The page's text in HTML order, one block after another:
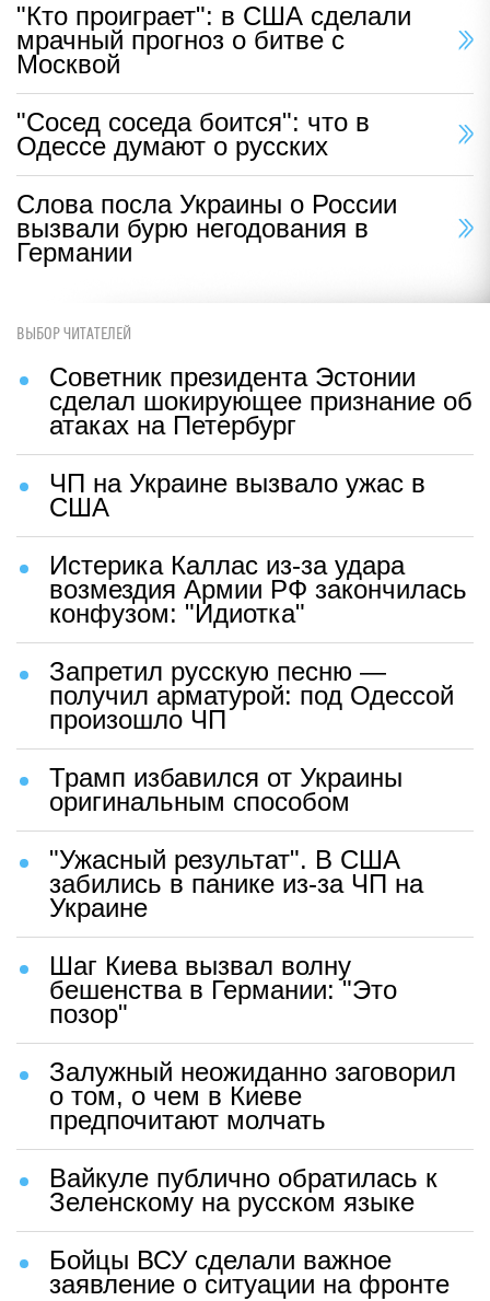
"Кто проиграет": в США сделали
мрачный прогноз о битве с
Москвой
"Сосед соседа боится": что в
Одессе думают о русских
Слова посла Украины о России
вызвали бурю негодования в
Германии
ВЫБОР ЧИТАТЕЛЕЙ
Советник президента Эстонии
сделал шокирующее признание об
атаках на Петербург
ЧП на Украине вызвало ужас в
США
Истерика Каллас из-за удара
возмездия Армии РФ закончилась
конфузом: "Идиотка"
Запретил русскую песню —
получил арматурой: под Одессой
произошло ЧП
Трамп избавился от Украины
оригинальным способом
"Ужасный результат". В США
забились в панике из-за ЧП на
Украине
Шаг Киева вызвал волну
бешенства в Германии: "Это
позор"
Залужный неожиданно заговорил
о том, о чем в Киеве
предпочитают молчать
Вайкуле публично обратилась к
Зеленскому на русском языке
Бойцы ВСУ сделали важное
заявление о ситуации на фронте